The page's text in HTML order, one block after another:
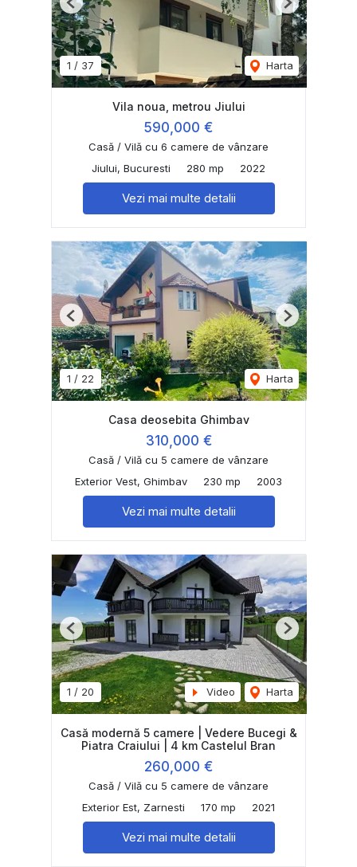
1 / 37 Harta
Previous Next
Vila noua, metrou Jiului
590,000 €
Casă / Vilă cu 6 camere de vânzare
Jiului, Bucuresti
280 mp 2022
Vezi mai multe detalii
1 / 22 Harta
Previous Next
Casa deosebita Ghimbav
310,000 €
Casă / Vilă cu 5 camere de vânzare
Exterior Vest, Ghimbav
230 mp 2003
Vezi mai multe detalii
1 / 20 Video Harta
Previous Next
Casă modernă 5 camere | Vedere Bucegi &
Piatra Craiului | 4 km Castelul Bran
260,000 €
Casă / Vilă cu 5 camere de vânzare
Exterior Est, Zarnesti
170 mp 2021
Vezi mai multe detalii